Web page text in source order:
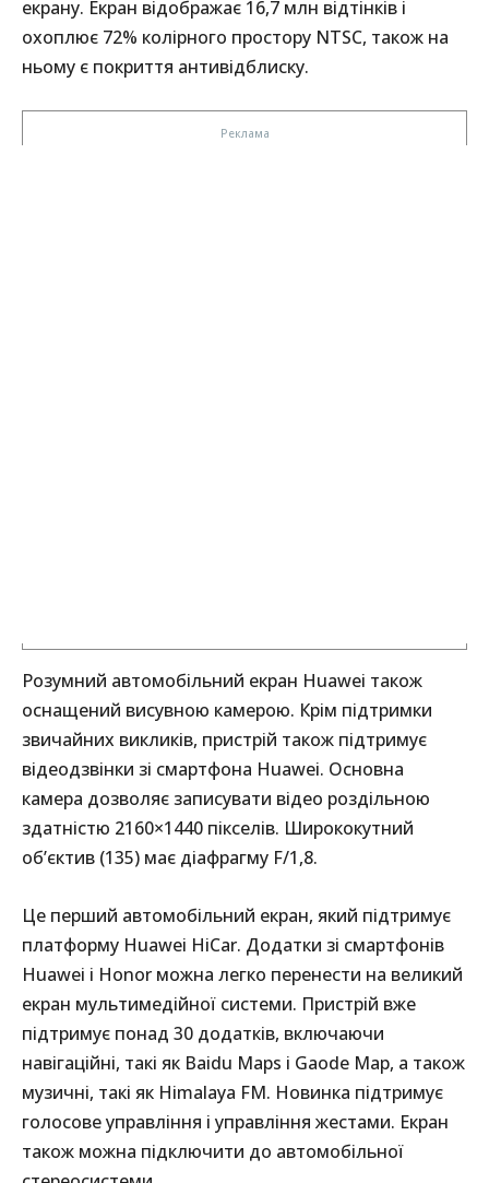
екрану. Екран відображає 16,7 млн відтінків і
охоплює 72% колірного простору NTSC, також на
ньому є покриття антивідблиску.
Розумний автомобільний екран Huawei також
оснащений висувною камерою. Крім підтримки
звичайних викликів, пристрій також підтримує
відеодзвінки зі смартфона Huawei. Основна
камера дозволяє записувати відео роздільною
здатністю 2160×1440 пікселів. Ширококутний
об’єктив (135) має діафрагму F/1,8.
Це перший автомобільний екран, який підтримує
платформу Huawei HiCar. Додатки зі смартфонів
Huawei і Honor можна легко перенести на великий
екран мультимедійної системи. Пристрій вже
підтримує понад 30 додатків, включаючи
навігаційні, такі як Baidu Maps і Gaode Map, а також
музичні, такі як Himalaya FM. Новинка підтримує
голосове управління і управління жестами. Екран
також можна підключити до автомобільної